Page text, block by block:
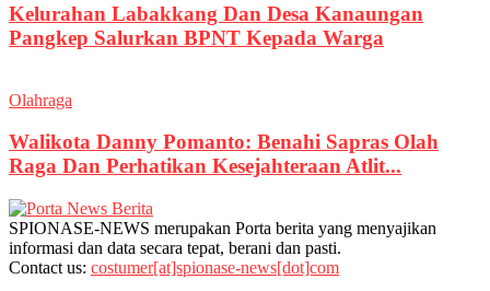
Kelurahan Labakkang Dan Desa Kanaungan
Pangkep Salurkan BPNT Kepada Warga
Olahraga
Walikota Danny Pomanto: Benahi Sapras Olah
Raga Dan Perhatikan Kesejahteraan Atlit...
SPIONASE-NEWS merupakan Porta berita yang menyajikan
informasi dan data secara tepat, berani dan pasti.
Contact us: costumer[at]spionase-news[dot]com